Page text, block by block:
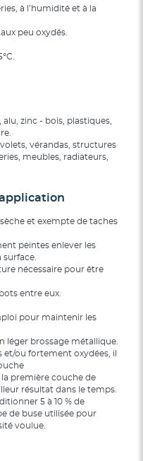
à l’humidité et à la
peu oxydés.
zinc - bois, plastiques,
vérandas, structures
meubles, radiateurs,
et exempte de taches
peintes enlever les
nécessaire pour être
entre eux.
pour maintenir les
léger brossage métallique.
et/ou fortement oxydées, il
première couche de
résultat dans le temps.
5 à 10 % de
de buse utilisée pour
voulue.